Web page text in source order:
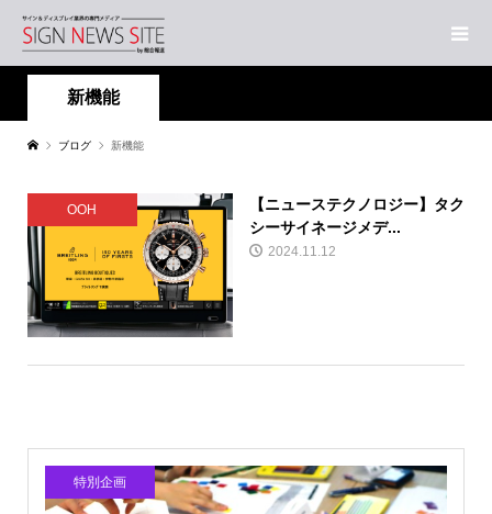
新機能
ブログ 新機能
OOH
【ニューステクノロジー】タク
シーサイネージメデ...
2024.11.12
特別企画